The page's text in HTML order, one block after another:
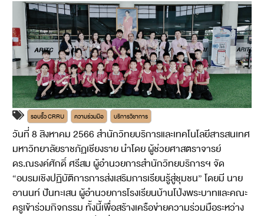
รอบรั้ว CRRU ความร่วมมือ บริการวิชาการ
วันที่ 8 สิงหาคม 2566 สำนักวิทยบริการและเทคโนโลยีสารสนเทศ
มหาวิทยาลัยราชภัฏเชียงราย นำโดย ผู้ช่วยศาสตราจารย์
ดร.ณรงค์ศักดิ์ ศรีสม ผู้อำนวยการสำนักวิทยบริการฯ จัด
“อบรมเชิงปฏิบัติการการส่งเสริมการเรียนรู้สู่ชุมชน” โดยมี นาย
อานนท์ ปันทะเสน ผู้อำนวยการโรงเรียนบ้านโป่งพระบาทและคณะ
ครูเข้าร่วมกิจกรรม ทั้งนี้เพื่อสร้างเครือข่ายความร่วมมือระหว่าง